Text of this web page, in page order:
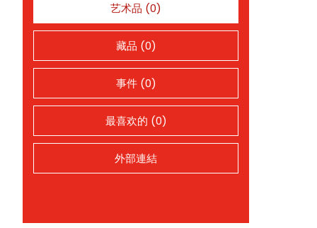
艺术品 (0)
藏品 (0)
事件 (0)
最喜欢的 (0)
外部連結